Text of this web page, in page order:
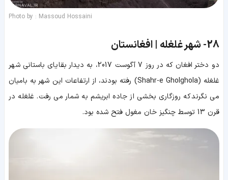
Photo by : Massoud Hossaini
28- شهر غلغله | افغانستان
دو دختر افغان که در روز 7 آگوست 2017، به دیدار بقایای باستانی شهر
غلغله (Shahr-e Gholghola) رفته بودند، از ارتفاعات این شهر به بامیان
می نگرند که روزگاری بخشی از جاده ابریشم به شمار می رفت. غلغله در
قرن 13 توسط چنگیز خان مغول فتح شده بود.